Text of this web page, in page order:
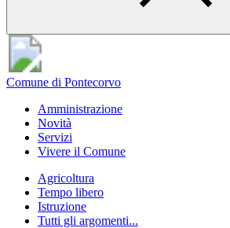
Comune di Pontecorvo
Amministrazione
Novità
Servizi
Vivere il Comune
Agricoltura
Tempo libero
Istruzione
Tutti gli argomenti...